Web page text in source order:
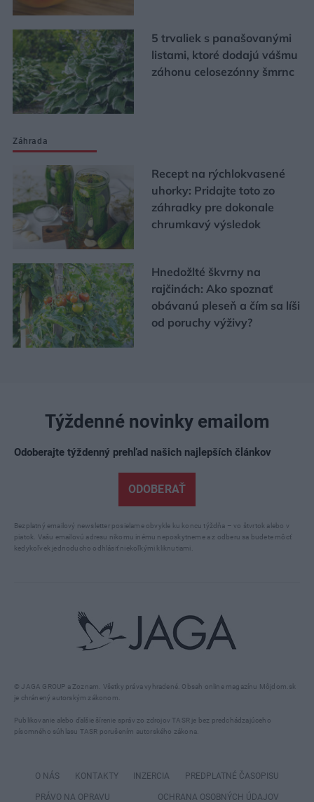
5 trvaliek s panašovanými
listami, ktoré dodajú vášmu
záhonu celosezónny šmrnc
Záhrada
Recept na rýchlokvasené
uhorky: Pridajte toto zo
záhradky pre dokonale
chrumkavý výsledok
Hnedožlté škvrny na
rajčinách: Ako spoznať
obávanú pleseň a čím sa líši
od poruchy výživy?
© JAGA GROUP a Zoznam. Všetky práva vyhradené. Obsah online magazínu Môjdom.sk
je chránený autorským zákonom.
Publikovanie alebo ďalšie šírenie správ zo zdrojov TASR je bez predchádzajúceho
písomného súhlasu TASR porušením autorského zákona.
Týždenné novinky emailom
Odoberajte týždenný prehľad našich najlepších článkov
ODOBERAŤ
Bezplatný emailový newsletter posielame obvykle ku koncu týždňa – vo štvrtok alebo v
piatok. Vašu emailovú adresu nikomu inému neposkytneme a z odberu sa budete môcť
kedykoľvek jednoducho odhlásiť niekoľkými kliknutiami.
O NÁS KONTAKTY INZERCIA PREDPLATNÉ ČASOPISU
PRÁVO NA OPRAVU OCHRANA OSOBNÝCH ÚDAJOV